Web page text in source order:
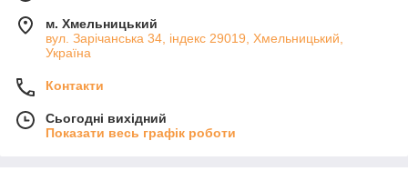
м. Хмельницький
вул. Зарічанська 34, індекс 29019, Хмельницький,
Україна
Контакти
Сьогодні вихідний
Показати весь графік роботи